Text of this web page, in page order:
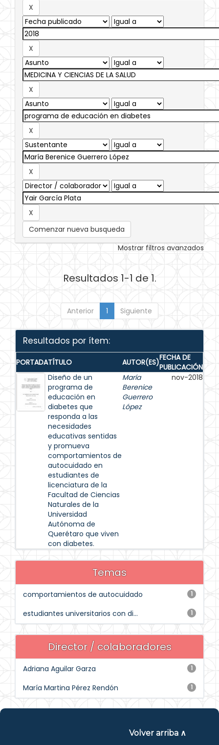
Comenzar nueva busqueda
Mostrar filtros avanzados
Resultados 1-1 de 1.
Anterior 1 Siguiente
Resultados por ítem:
PORTADATÍTULO AUTOR(ES)FECHA DE
PUBLICACIÓN
Diseño de un
programa de
educación en
diabetes que
responda a las
necesidades
educativas sentidas
y promueva
comportamientos de
autocuidado en
estudiantes de
licenciatura de la
Facultad de Ciencias
Naturales de la
Universidad
Autónoma de
Querétaro que viven
con diabetes.
María
Berenice
Guerrero
López
nov-2018
Temas
1
comportamientos de autocuidado
1
estudiantes universitarios con di...
Director / colaboradores
1
Adriana Aguilar Garza
1
María Martina Pérez Rendón
Volver arriba ∧